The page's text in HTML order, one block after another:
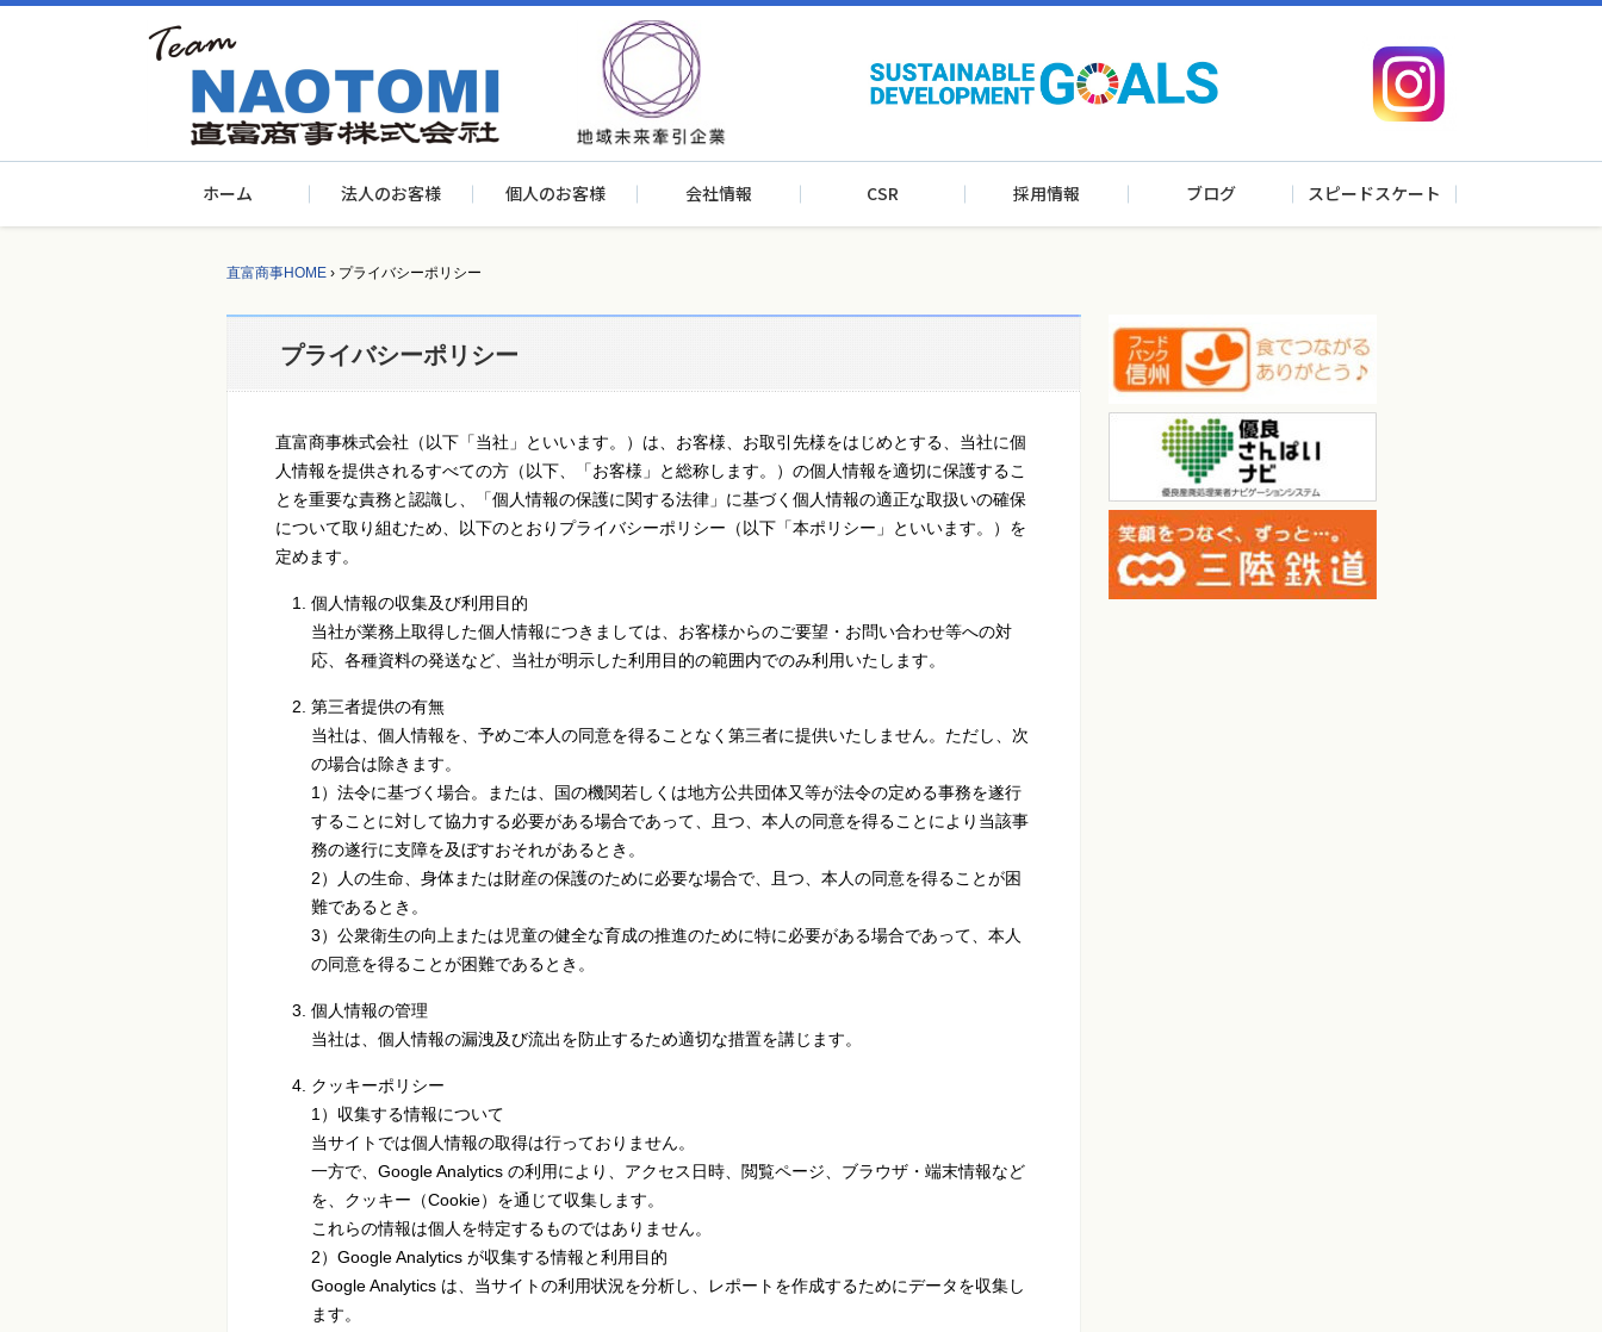
ホーム 法人のお客様 個人のお客様 会社情報 CSR 採用情報 ブログ スピードスケート
直富商事HOME› プライバシーポリシー
プライバシーポリシー
直富商事株式会社（以下「当社」といいます。）は、お客様、お取引先様をはじめとする、当社に個
人情報を提供されるすべての方（以下、「お客様」と総称します。）の個人情報を適切に保護するこ
とを重要な責務と認識し、「個人情報の保護に関する法律」に基づく個人情報の適正な取扱いの確保
について取り組むため、以下のとおりプライバシーポリシー（以下「本ポリシー」といいます。）を
定めます。
個人情報の収集及び利用目的
当社が業務上取得した個人情報につきましては、お客様からのご要望・お問い合わせ等への対
応、各種資料の発送など、当社が明示した利用目的の範囲内でのみ利用いたします。
第三者提供の有無
当社は、個人情報を、予めご本人の同意を得ることなく第三者に提供いたしません。ただし、次
の場合は除きます。
1）法令に基づく場合。または、国の機関若しくは地方公共団体又等が法令の定める事務を遂行
することに対して協力する必要がある場合であって、且つ、本人の同意を得ることにより当該事
務の遂行に支障を及ぼすおそれがあるとき。
2）人の生命、身体または財産の保護のために必要な場合で、且つ、本人の同意を得ることが困
難であるとき。
3）公衆衛生の向上または児童の健全な育成の推進のために特に必要がある場合であって、本人
の同意を得ることが困難であるとき。
個人情報の管理
当社は、個人情報の漏洩及び流出を防止するため適切な措置を講じます。
クッキーポリシー
1）収集する情報について
当サイトでは個人情報の取得は行っておりません。
一方で、Google Analytics の利用により、アクセス日時、閲覧ページ、ブラウザ・端末情報など
を、クッキー（Cookie）を通じて収集します。
これらの情報は個人を特定するものではありません。
2）Google Analytics が収集する情報と利用目的
Google Analytics は、当サイトの利用状況を分析し、レポートを作成するためにデータを収集し
ます。